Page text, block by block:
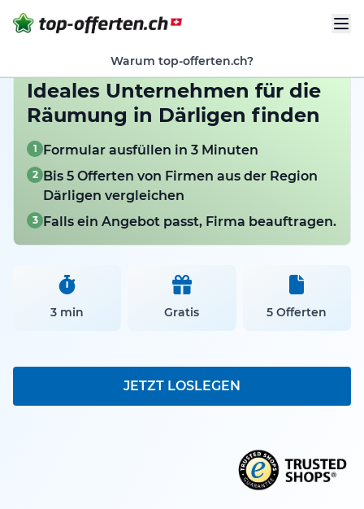
Warum top-offerten.ch?
Ideales Unternehmen für die
Räumung in Därligen finden
1 Formular ausfüllen in 3 Minuten
2 Bis 5 Offerten von Firmen aus der Region
Därligen vergleichen
3 Falls ein Angebot passt, Firma beauftragen.
3 min Gratis 5 Offerten
JETZT LOSLEGEN